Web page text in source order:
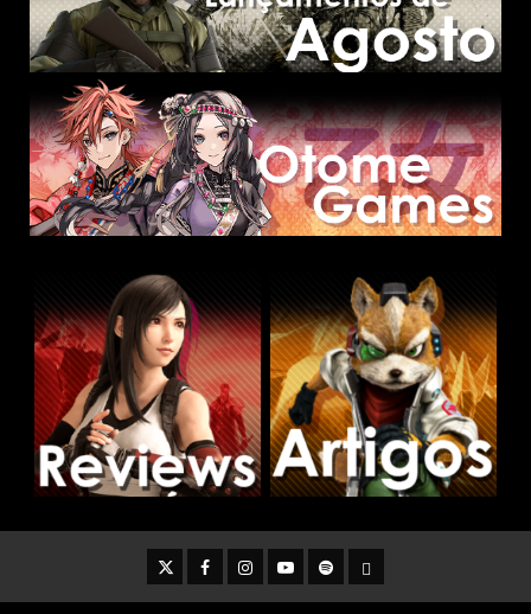
TwitterFacebook
Instagram
YoutubeSpotifyCookie
Policy